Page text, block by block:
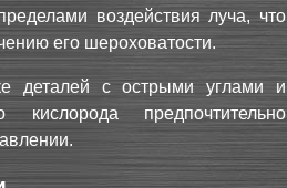
воздействия луча, что
его шероховатости.
деталей с острыми углами и
предпочтительно